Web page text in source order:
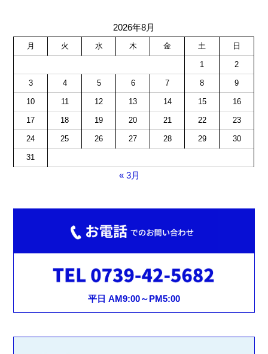
2026年8月
月 火 水 木 金 土 日
1 2
3 4 5 6 7 8 9
10 11 12 13 14 15 16
17 18 19 20 21 22 23
24 25 26 27 28 29 30
31
« 3月
平日 AM9:00～PM5:00